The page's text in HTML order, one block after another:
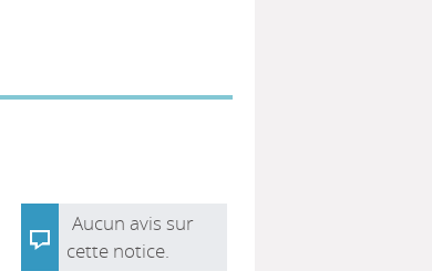
Aucun avis sur
cette notice.